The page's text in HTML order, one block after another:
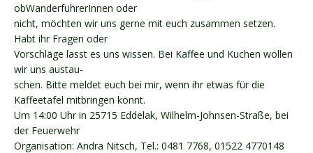
obWanderführerInnen oder
nicht, möchten wir uns gerne mit euch zusammen setzen.
Habt ihr Fragen oder
Vorschläge lasst es uns wissen. Bei Kaffee und Kuchen wollen
wir uns austau-
schen. Bitte meldet euch bei mir, wenn ihr etwas für die
Kaffeetafel mitbringen könnt.
Um 14:00 Uhr in 25715 Eddelak, Wilhelm-Johnsen-Straße, bei
der Feuerwehr
Organisation: Andra Nitsch, Tel.: 0481 7768, 01522 4770148